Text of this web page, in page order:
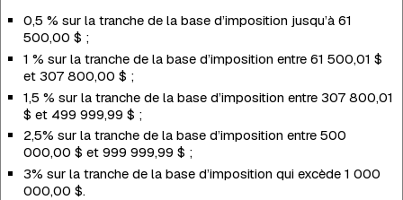
0,5 % sur la tranche de la base d’imposition jusqu’à 61
500,00 $ ;
1 % sur la tranche de la base d’imposition entre 61 500,01 $
et 307 800,00 $ ;
1,5 % sur la tranche de la base d’imposition entre 307 800,01
$ et 499 999,99 $ ;
2,5% sur la tranche de la base d’imposition entre 500
000,00 $ et 999 999,99 $ ;
3% sur la tranche de la base d’imposition qui excède 1 000
000,00 $.